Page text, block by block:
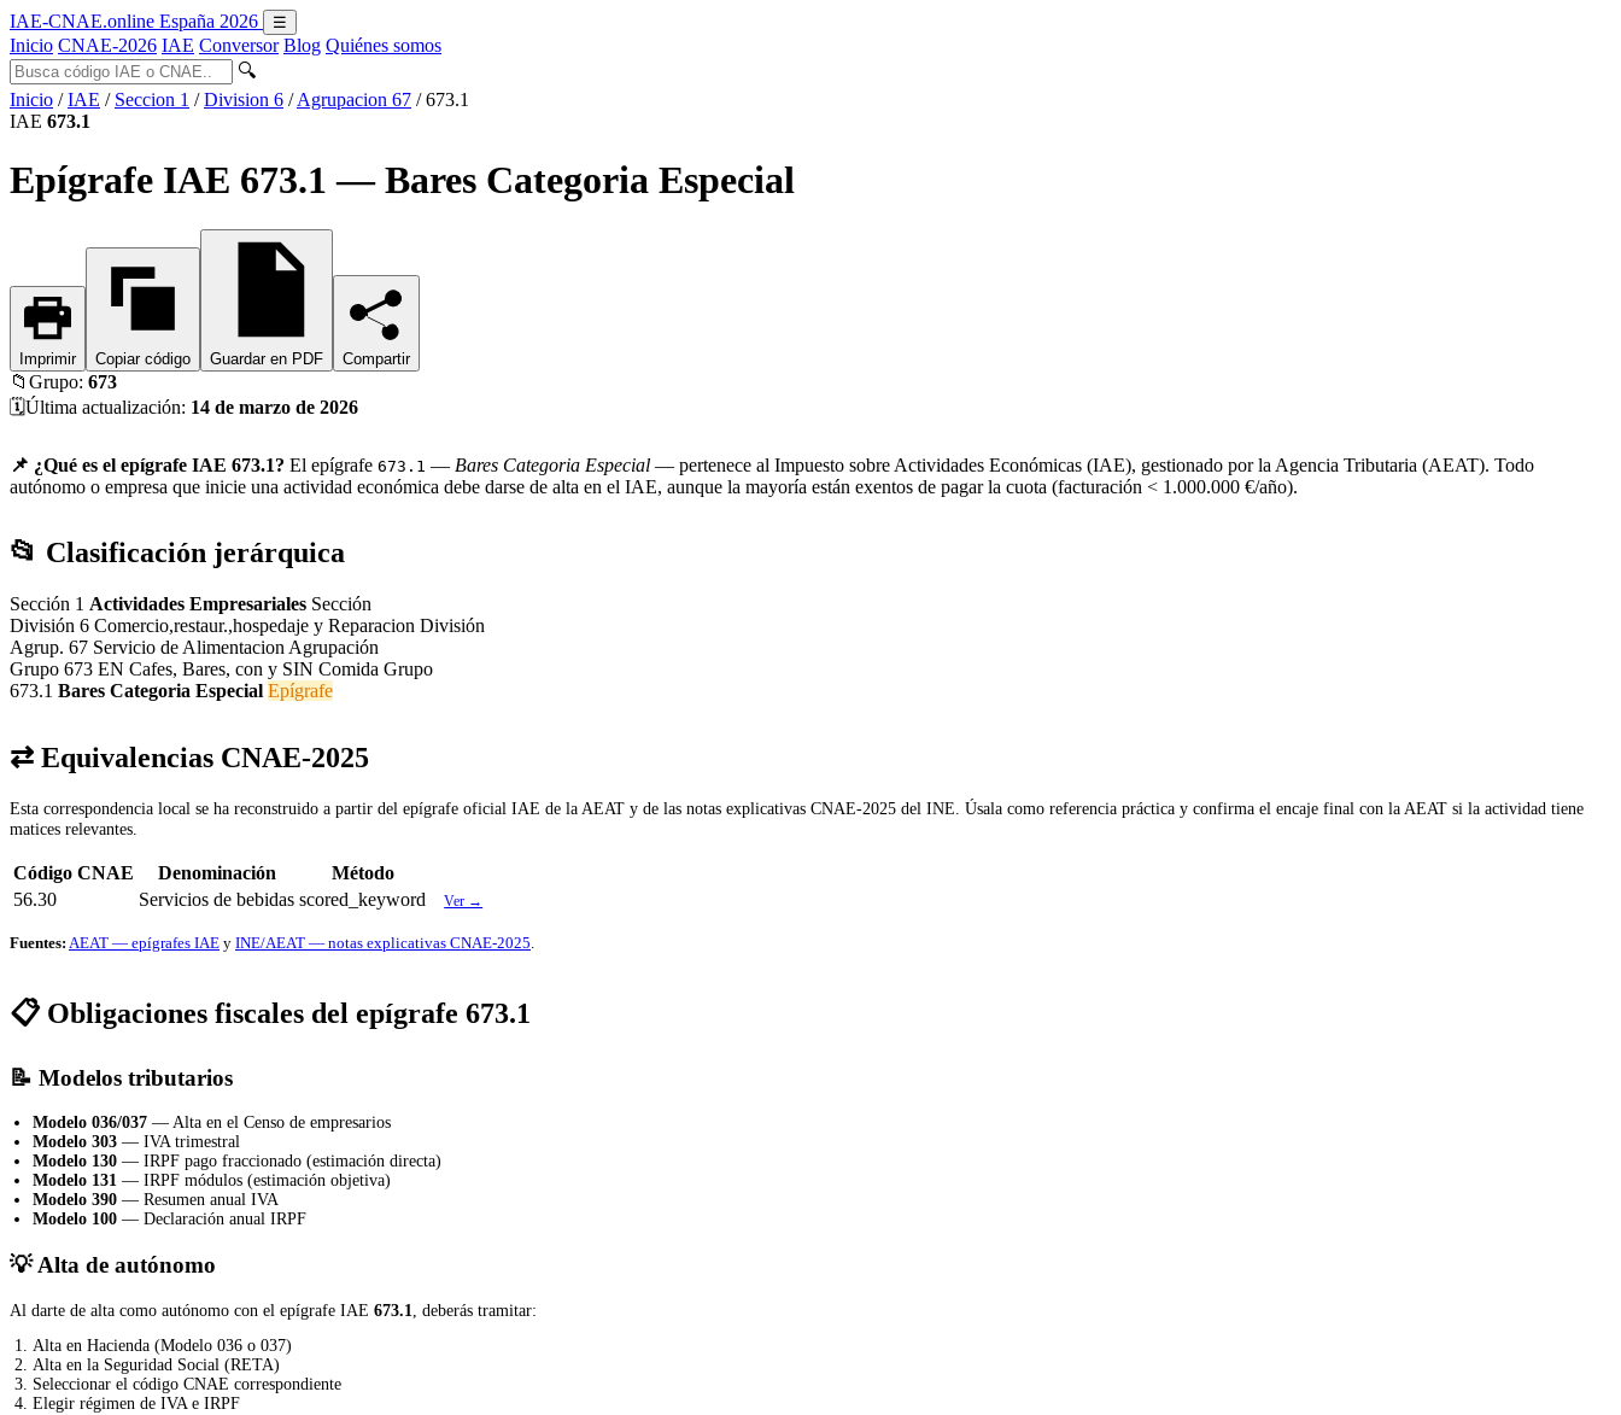
IAE-CNAE.online España 2026 ☰
Inicio CNAE-2026 IAE Conversor Blog Quiénes somos
🔍
Inicio / IAE / Seccion 1 / Division 6 / Agrupacion 67 / 673.1
IAE 673.1
Epígrafe IAE 673.1 — Bares Categoria Especial
Imprimir Copiar código Guardar en PDF Compartir
📁 Grupo: 673
🗓️Última actualización: 14 de marzo de 2026
📌 ¿Qué es el epígrafe IAE 673.1? El epígrafe 673.1 — Bares Categoria Especial — pertenece al Impuesto sobre Actividades Económicas (IAE), gestionado por la Agencia Tributaria (AEAT). Todo
autónomo o empresa que inicie una actividad económica debe darse de alta en el IAE, aunque la mayoría están exentos de pagar la cuota (facturación < 1.000.000 €/año).
📂 Clasificación jerárquica
Sección 1 Actividades Empresariales Sección
División 6 Comercio,restaur.,hospedaje y Reparacion División
Agrup. 67 Servicio de Alimentacion Agrupación
Grupo 673 EN Cafes, Bares, con y SIN Comida Grupo
673.1 Bares Categoria Especial Epígrafe
⇄ Equivalencias CNAE-2025
Esta correspondencia local se ha reconstruido a partir del epígrafe oficial IAE de la AEAT y de las notas explicativas CNAE-2025 del INE. Úsala como referencia práctica y confirma el encaje final con la AEAT si la actividad tiene
matices relevantes.
Código CNAE Denominación
Método
56.30
Servicios de bebidas scored_keyword Ver →
Fuentes: AEAT — epígrafes IAE y INE/AEAT — notas explicativas CNAE-2025
📋 Obligaciones fiscales del epígrafe 673.1
📝 Modelos tributarios
Modelo 036/037 — Alta en el Censo de empresarios
Modelo 303 — IVA trimestral
Modelo 130 — IRPF pago fraccionado (estimación directa)
Modelo 131 — IRPF módulos (estimación objetiva)
Modelo 390 — Resumen anual IVA
Modelo 100 — Declaración anual IRPF
💡 Alta de autónomo
Al darte de alta como autónomo con el epígrafe IAE 673.1
, deberás tramitar:
Alta en Hacienda (Modelo 036 o 037)
Alta en la Seguridad Social (RETA)
Seleccionar el código CNAE correspondiente
Elegir régimen de IVA e IRPF